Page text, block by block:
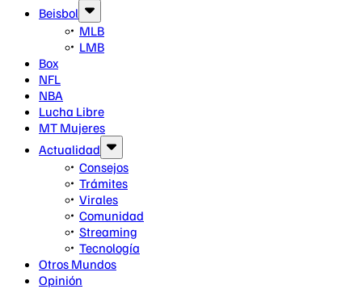
Beisbol
MLB
LMB
Box
NFL
NBA
Lucha Libre
MT Mujeres
Actualidad
Consejos
Trámites
Virales
Comunidad
Streaming
Tecnología
Otros Mundos
Opinión